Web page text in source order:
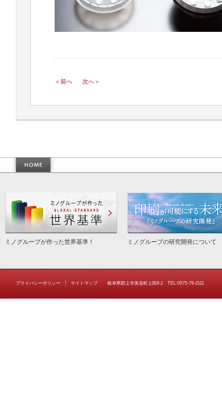
＜前へ 次へ＞
作った世界基準
ミノグループが作った世界基準！ ミノグループの研究開発について
プライバシーポリシー サイトマップ 岐阜県郡上市美並町上田8-2 TEL:0575-79-2111